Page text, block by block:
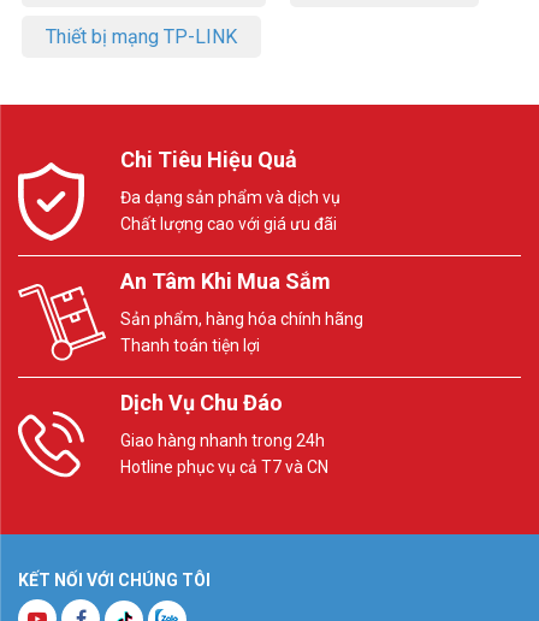
Thiết bị mạng TP-LINK
Chi Tiêu Hiệu Quả
Đa dạng sản phẩm và dịch vụ
Chất lượng cao với giá ưu đãi
An Tâm Khi Mua Sắm
Sản phẩm, hàng hóa chính hãng
Thanh toán tiện lợi
Dịch Vụ Chu Đáo
Giao hàng nhanh trong 24h
Hotline phục vụ cả T7 và CN
KẾT NỐI VỚI CHÚNG TÔI